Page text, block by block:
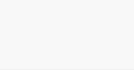
von Bürgermeister Silvio Renger